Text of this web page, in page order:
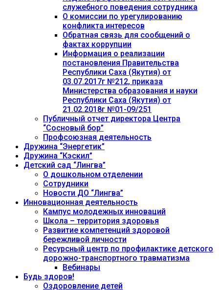
служебного поведения сотрудника
О комиссии по урегулированию
конфликта интересов
Обратная связь для сообщений о
фактах коррупции
Информация о реализации
постановления Правительства
Республики Саха (Якутия) от
03.07.2017г №212, приказа
Министерства образования и науки
Республики Саха (Якутия) от
21.02.2018г №01-09/251
Публичный отчет директора Центра
“Сосновый бор”
Профсоюзная деятельность
Дружина “Энергетик”
Дружина “Кэскил”
Детский сад “Лингва”
О дошкольном отделении
Сотрудники
Новости ДО “Лингва”
Инновационная деятельность
Кампус молодежных инноваций
Школа – территория здоровья
Развитие компетенций здоровой
бережливой личности
Ресурсный центр по профилактике детского
дорожно-транспортного травматизма
Вебинары
Будь здоров!
Оздоровление детей